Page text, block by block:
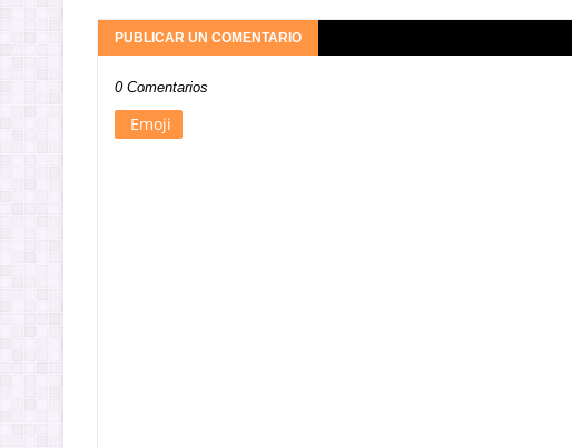
PUBLICAR UN COMENTARIO
0 Comentarios
Emoji